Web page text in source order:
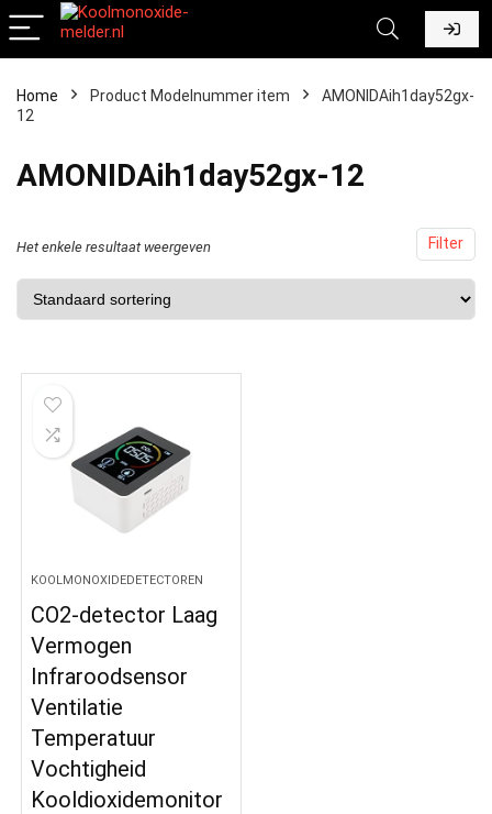
Home Product Modelnummer item
‎AMONIDAih1day52gx-
12
‎AMONIDAih1day52gx-12
Filter
Het enkele resultaat weergeven
KOOLMONOXIDEDETECTOREN
CO2-detector Laag
Vermogen
Infraroodsensor
Ventilatie
Temperatuur
Vochtigheid
Kooldioxidemonitor